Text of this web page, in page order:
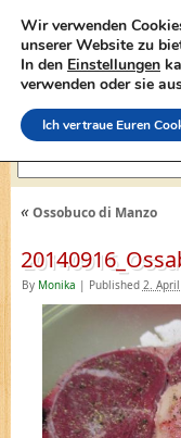
lasagne-
«Ossobuco di Manzo
By Monika | Published 2.
Wir verwenden
unserer Website zu
In den Einstellungen
verwenden oder sie
Ich vertraue Euren